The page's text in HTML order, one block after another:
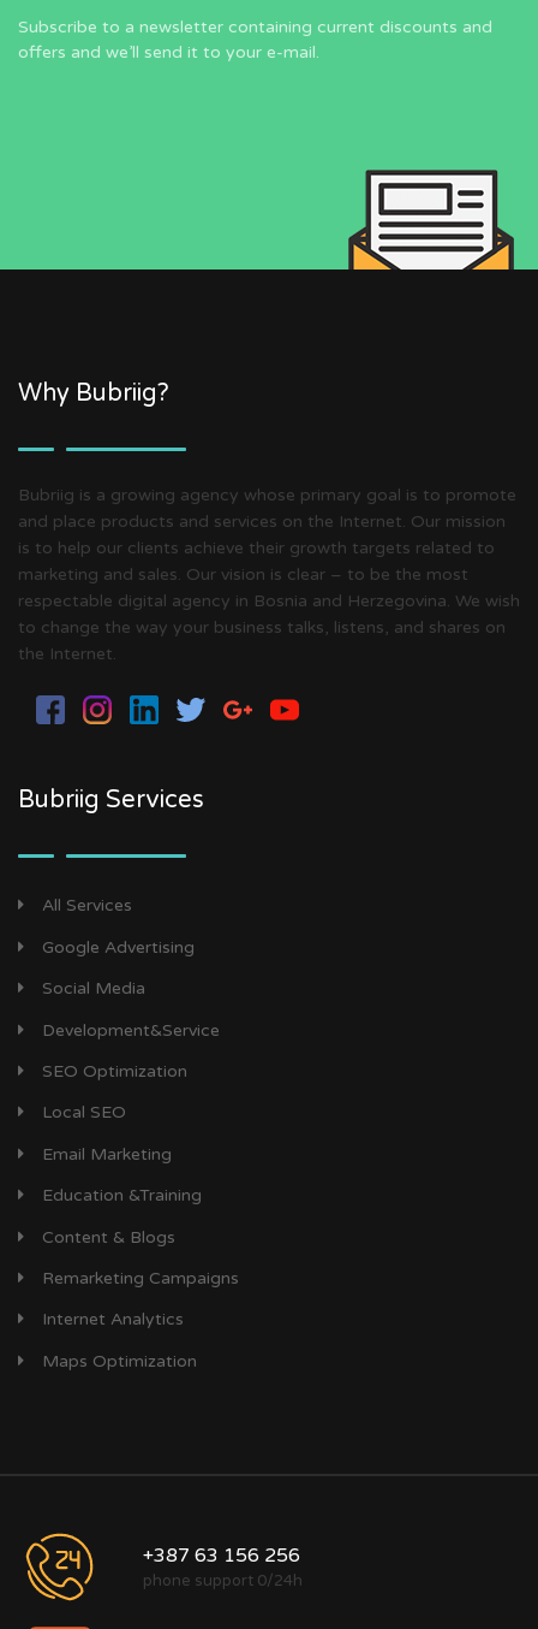
Subscribe to a newsletter containing current discounts and
offers and we’ll send it to your e-mail.
Why Bubriig?
Bubriig is a growing agency whose primary goal is to promote
and place products and services on the Internet. Our mission
is to help our clients achieve their growth targets related to
marketing and sales. Our vision is clear – to be the most
respectable digital agency in Bosnia and Herzegovina. We wish
to change the way your business talks, listens, and shares on
the Internet.
Bubriig Services
All Services
Google Advertising
Social Media
Development&Service
SEO Optimization
Local SEO
Email Marketing
Education &Training
Content & Blogs
Remarketing Campaigns
Internet Analytics
Maps Optimization
+387 63 156 256
phone support 0/24h